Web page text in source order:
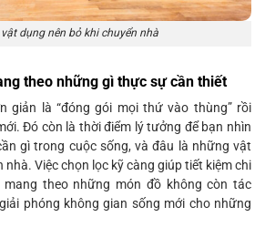
dụng nên bỏ khi chuyển nhà
theo những gì thực sự cần thiết
giản là “đóng gói mọi thứ vào thùng” rồi
Đó còn là thời điểm lý tưởng để bạn nhìn
gì trong cuộc sống, và đâu là những vật
nhà. Việc chọn lọc kỹ càng giúp tiết kiệm chi
mang theo những món đồ không còn tác
phóng không gian sống mới cho những